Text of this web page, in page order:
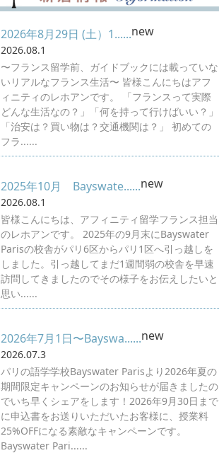
2026年8月29日 (土）1......new
2026.08.1
〜フランス留学前、ガイドブックには載っていな
いリアルなフランス生活〜 皆様こんにちはアフ
ィニティのレホアンです。 「フランスって実際
どんな生活なの？」「何を持って行けばいい？」
「治安は？買い物は？交通機関は？」 初めての
フラ......
2025年10月 Bayswate......new
2026.08.1
皆様こんにちは、アフィニティ留学フランス担当
のレホアンです。 2025年の9月末にBayswater
Parisの校舎がパリ6区からパリ1区へ引っ越しを
しました。引っ越してまだ1週間弱の校舎を早速
訪問してきましたのでその様子をお伝えしたいと
思い......
2026年7月1日〜Bayswa......new
2026.07.3
パリの語学学校Bayswater Parisより2026年夏の
期間限定キャンペーンのお知らせが届きましたの
でいち早くシェアをします！2026年9月30日まで
に申込書をお送りいただいたお客様に、授業料
25%OFFになる素敵なキャンペーンです。
Bayswater Pari......